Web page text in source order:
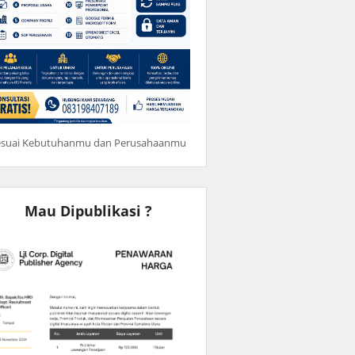
Kebutuhanmu dan Perusahaanmu
Mau Dipublikasi ?